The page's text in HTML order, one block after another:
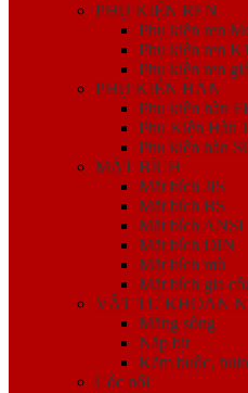
PHỤ KIỆN REN
Phụ kiện ren
Phụ kiện ren K1
Phụ kiện ren
PHỤ KIỆN HÀN
Phụ kiện hàn
Phụ Kiện Hàn
Phụ kiện hàn
MẶT BÍCH
Mặt bích JIS
Mặt bích BS
Mặt bích ANSI
Mặt bích DIN
Mặt bích mù
Mặt bích gia
VẬT TƯ KHOAN
Măng sông
Nắp bịt
Kẽm buộc,
Cóc nối